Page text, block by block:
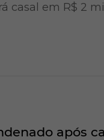
casal em R$ 2
após